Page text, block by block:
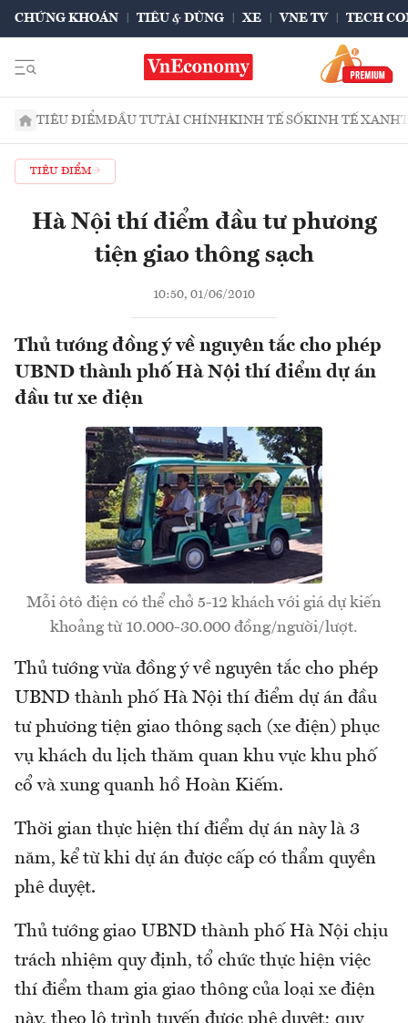
CHỨNG KHOÁN TIÊU & DÙNG XE VNE TV TECH
TIÊU ĐIỂMĐẦU TƯTÀI CHÍNHKINH TẾ SỐKINH TẾ XANH
TIÊU ĐIỂM
Hà Nội thí điểm đầu tư phương
tiện giao thông sạch
10:50, 01/06/2010
Thủ tướng đồng ý về nguyên tắc cho phép
UBND thành phố Hà Nội thí điểm dự án
đầu tư xe điện
Mỗi ôtô điện có thể chở 5-12 khách với giá dự kiến
khoảng từ 10.000-30.000 đồng/người/lượt.
Thủ tướng vừa đồng ý về nguyên tắc cho phép
UBND thành phố Hà Nội thí điểm dự án đầu
tư phương tiện giao thông sạch (xe điện) phục
vụ khách du lịch thăm quan khu vực khu phố
cổ và xung quanh hồ Hoàn Kiếm.
Thời gian thực hiện thí điểm dự án này là 3
năm, kể từ khi dự án được cấp có thẩm quyền
phê duyệt.
Thủ tướng giao UBND thành phố Hà Nội chịu
trách nhiệm quy định, tổ chức thực hiện việc
thí điểm tham gia giao thông của loại xe điện